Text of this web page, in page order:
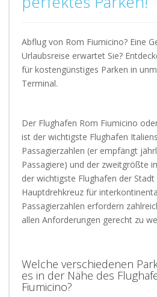
Abflug von Rom Fiumicino? Eine
Urlaubsreise erwartet Sie?
für kostengünstiges Parken in
Terminal.
Der Flughafen Rom Fiumicino
ist der wichtigste Flughafen
Passagierzahlen (er empfängt
Passagiere) und der zweitgrößte
der wichtigste Flughafen der
Hauptdrehkreuz für
Passagierzahlen erfordern
allen Anforderungen gerecht zu
Welche verschiedenen
es in der Nähe des
Fiumicino?